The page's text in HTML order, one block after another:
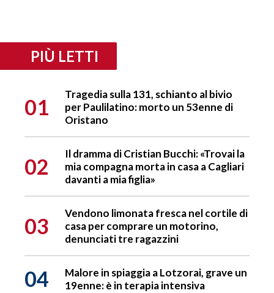
PIÙ LETTI
01
Tragedia sulla 131, schianto al bivio
per Paulilatino: morto un 53enne di
Oristano
02
Il dramma di Cristian Bucchi: «Trovai la
mia compagna morta in casa a Cagliari
davanti a mia figlia»
03
Vendono limonata fresca nel cortile di
casa per comprare un motorino,
denunciati tre ragazzini
04
Malore in spiaggia a Lotzorai, grave un
19enne: è in terapia intensiva